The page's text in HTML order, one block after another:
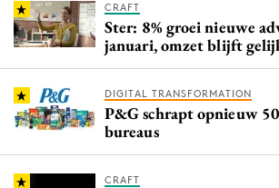
CRAFT
Ster: 8% groei nieuwe
januari, omzet blijft
DIGITAL TRANSFORMATION
P&G schrapt opnieuw
bureaus
CRAFT